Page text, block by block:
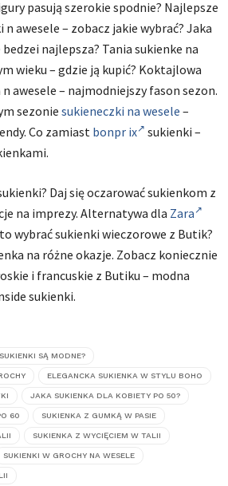
pasują szerokie spodnie? Najlepsze
awesele – zobacz jakie wybrać? Jaka
najlepsza? Tania sukienke na
wieku – gdzie ją kupić? Koktajlowa
awesele – najmodniejszy fason sezon.
sezonie sukieneczki na wesele –
Co zamiast bonpr ix
sukienki –
Daj się oczarować sukienkom z
na imprezy. Alternatywa dla Zara
wybrać sukienki wieczorowe z Butik?
na różne okazje. Zobacz koniecznie
i francuskie z Butiku – modna
sukienki.
SĄ MODNE?
ELEGANCKA SUKIENKA W STYLU BOHO
JAKA SUKIENKA DLA KOBIETY PO 50?
60 SUKIENKA Z GUMKĄ W PASIE
SUKIENKA Z WYCIĘCIEM W TALII
SUKIENKI W GROCHY NA WESELE